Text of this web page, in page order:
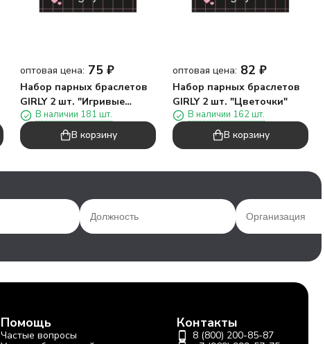
оптовая цена: 75 ₽
Набор парных браслетов
GIRLY 2 шт. "Игривые
коты"В наличии 181 шт.
В корзину
оптовая цена: 82 ₽
Набор парных браслетов
GIRLY 2 шт. "Цветочки"
В наличии 162 шт.
В корзину
Помощь
Частые вопросы
Контакты
8 (800) 200-85-87